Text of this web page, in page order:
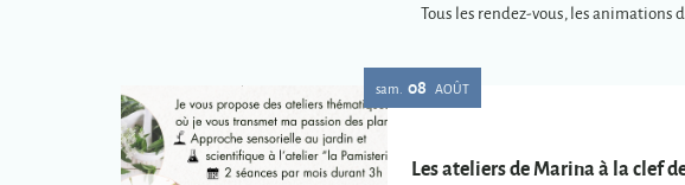
Tous les rendez-vous, les animations
sam. 08 AOÛT
Les ateliers de Marina à la clef